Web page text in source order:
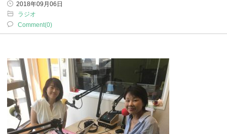
2018年09月06日
ラジオ
Comment(0)